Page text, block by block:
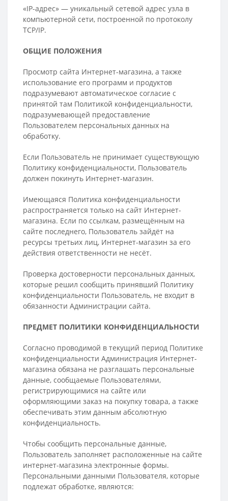
«IP-адрес» — уникальный сетевой адрес узла в
компьютерной сети, построенной по протоколу
TCP/IP.
ОБЩИЕ ПОЛОЖЕНИЯ
Просмотр сайта Интернет-магазина, а также
использование его программ и продуктов
подразумевают автоматическое согласие с
принятой там Политикой конфиденциальности,
подразумевающей предоставление
Пользователем персональных данных на
обработку.
Если Пользователь не принимает существующую
Политику конфиденциальности, Пользователь
должен покинуть Интернет-магазин.
Имеющаяся Политика конфиденциальности
распространяется только на сайт Интернет-
магазина. Если по ссылкам, размещённым на
сайте последнего, Пользователь зайдёт на
ресурсы третьих лиц, Интернет-магазин за его
действия ответственности не несёт.
Проверка достоверности персональных данных,
которые решил сообщить принявший Политику
конфиденциальности Пользователь, не входит в
обязанности Администрации сайта.
ПРЕДМЕТ ПОЛИТИКИ КОНФИДЕНЦИАЛЬНОСТИ
Согласно проводимой в текущий период Политике
конфиденциальности Администрация Интернет-
магазина обязана не разглашать персональные
данные, сообщаемые Пользователями,
регистрирующимися на сайте или
оформляющими заказ на покупку товара, а также
обеспечивать этим данным абсолютную
конфиденциальность.
Чтобы сообщить персональные данные,
Пользователь заполняет расположенные на сайте
интернет-магазина электронные формы.
Персональными данными Пользователя, которые
подлежат обработке, являются: